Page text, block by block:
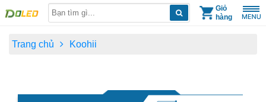
Giỏ
hàng
Trang chủ Koohii